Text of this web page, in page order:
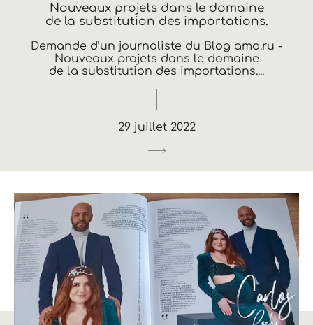
Nouveaux projets dans le domaine
de la substitution des importations.
Demande d’un journaliste du Blog amo.ru -
Nouveaux projets dans le domaine
de la substitution des importations....
29 juillet 2022